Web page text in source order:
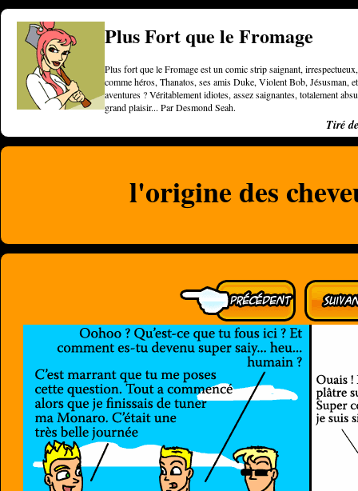
Plus Fort que le Fromage
Plus fort que le Fromage est un comic strip saignant,
comme héros, Thanatos, ses amis Duke, Violent Bob, Jésusman,
aventures ? Véritablement idiotes, assez saignantes, totalement
grand plaisir... Par Desmond Seah.
Tiré
l'origine des